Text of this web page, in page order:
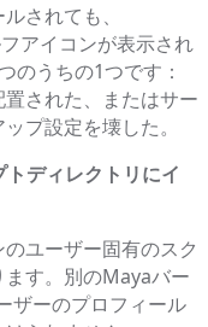
されても、
アイコンが表示され
のうちの1つです：
された、またはサー
プ設定を壊した。
ディレクトリにイ
ユーザー固有のスク
す。別のMayaバー
ザーのプロフィール